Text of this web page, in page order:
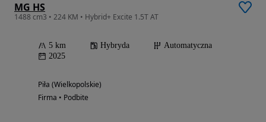
MG HS
1488 cm3 • 224 KM • Hybrid+ Excite 1.5T AT
5 km Hybryda
Automatyczna
2025
Piła (Wielkopolskie)
Firma • Podbite